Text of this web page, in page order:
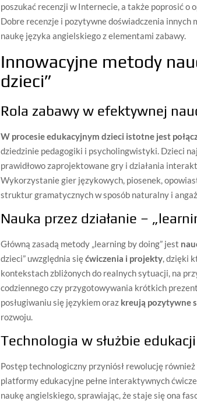
poszukać recenzji w Internecie, a także poprosić o
Dobre recenzje i pozytywne doświadczenia innych
naukę języka angielskiego z elementami zabawy.
Innowacyjne metody
dzieci”
Rola zabawy w efektywnej
W procesie edukacyjnym dzieci istotne jest
dziedzinie pedagogiki i psycholingwistyki. Dzieci
prawidłowo zaprojektowane gry i działania
Wykorzystanie gier językowych, piosenek,
struktur gramatycznych w sposób naturalny i
Nauka przez działanie –
Główną zasadą metody „learning by doing” jest
dzieci” uwzględnia sięćwiczenia i projekty, dzięki
kontekstach zbliżonych do realnych sytuacji, na
codziennego czy przygotowywania krótkich
posługiwaniu się językiem oraz kreują pozytywne
rozwoju.
Technologia w służbie
Postęp technologiczny przyniósł rewolucję
platformy edukacyjne pełne interaktywnych
naukę angielskiego, sprawiając, że staje się ona